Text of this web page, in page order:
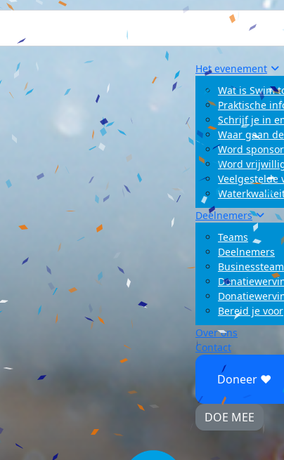
Het evenement
Wat is Swim
Praktische
Schrijf je in
Waar gaan
Word sponsor
Word
Veelgestelde
Deelnemers
Teams
Deelnemers
Bereid je voor
Over ons
Contact
Doneer ♥
DOE MEE